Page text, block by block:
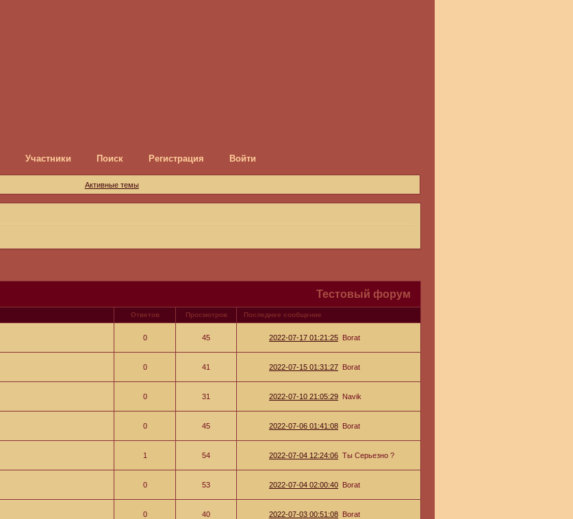
Участники Поиск Регистрация Войти
Активные темы
Тестовый форум
Ответов Просмотров Последнее сообщение
0 45 2022-07-17 01:21:25 Borat
0 41 2022-07-15 01:31:27 Borat
0 31 2022-07-10 21:05:29 Navik
0 45 2022-07-06 01:41:08 Borat
1 54 2022-07-04 12:24:06 Ты Серьезно ?
0 53 2022-07-04 02:00:40 Borat
0 40 2022-07-03 00:51:08 Borat